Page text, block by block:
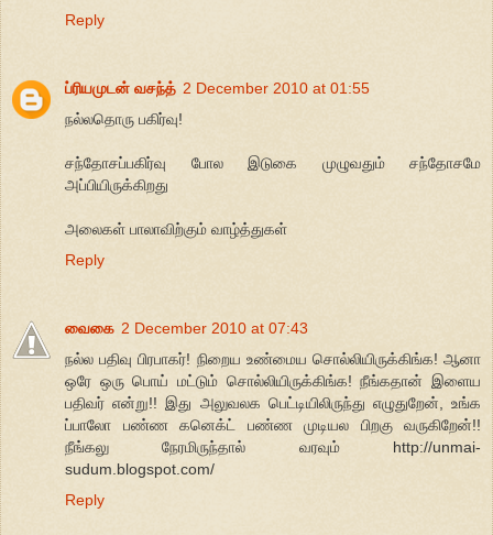
Reply
ப்ரியமுடன் வசந்த் 2 December 2010 at 01:55
நல்லதொரு பகிர்வு!
சந்தோசப்பகிர்வு போல இடுகை முழுவதும் சந்தோசமே
அப்பியிருக்கிறது
அலைகள் பாலாவிற்கும் வாழ்த்துகள்
Reply
வைகை 2 December 2010 at 07:43
நல்ல பதிவு பிரபாகர்! நிறைய உண்மைய சொல்லியிருக்கிங்க! ஆனா
ஒரே ஒரு பொய் மட்டும் சொல்லியிருக்கிங்க! நீங்கதான் இளைய
பதிவர் என்று!! இது அலுவலக பெட்டியிலிருந்து எழுதுறேன், உங்க
ப்பாலோ பண்ண கனெக்ட் பண்ண முடியல பிறகு வருகிறேன்!!
நீங்கலு நேரமிருந்தால் வரவும் http://unmai-
sudum.blogspot.com/
Reply